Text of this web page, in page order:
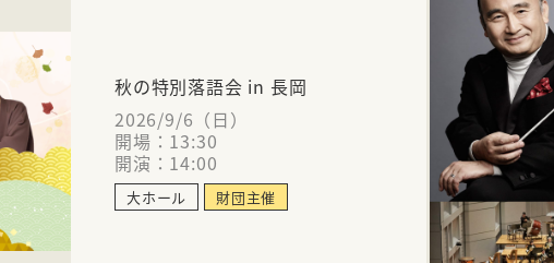
秋の特別落語会 in 長岡
2026/9/6（日）
開場：13:30
開演：14:00
大ホール 財団主催